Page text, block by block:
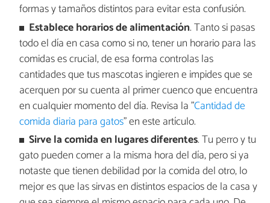
formas y tamaños distintos para evitar esta confusión.
Establece horarios de alimentación. Tanto si pasas
todo el día en casa como si no, tener un horario para las
comidas es crucial, de esa forma controlas las
cantidades que tus mascotas ingieren e impides que se
acerquen por su cuenta al primer cuenco que encuentra
en cualquier momento del día. Revisa la "Cantidad de
comida diaria para gatos" en este artículo.
Sirve la comida en lugares diferentes. Tu perro y tu
gato pueden comer a la misma hora del día, pero si ya
notaste que tienen debilidad por la comida del otro, lo
mejor es que las sirvas en distintos espacios de la casa y